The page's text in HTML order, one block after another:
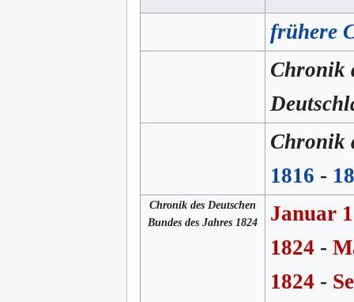
frühere
Chronik
Chronik
1816 -
Chronik des Deutschen
Bundes des Jahres 1824
Januar
1824 -
1824 -